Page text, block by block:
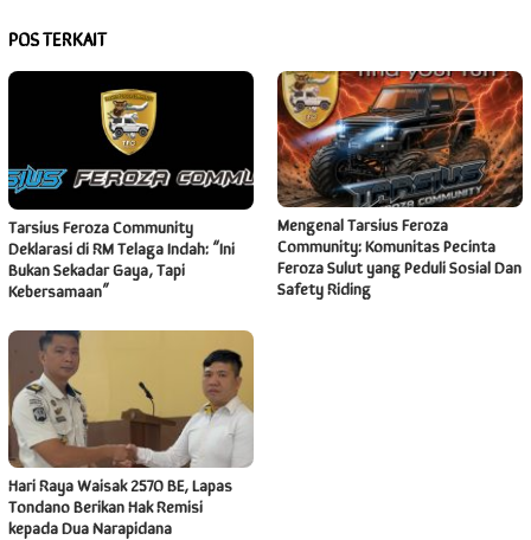
POS TERKAIT
Tarsius Feroza Community
Deklarasi di RM Telaga Indah: “Ini
Bukan Sekadar Gaya, Tapi
Kebersamaan”
Mengenal Tarsius Feroza
Community: Komunitas Pecinta
Feroza Sulut yang Peduli Sosial Dan
Safety Riding
Hari Raya Waisak 2570 BE, Lapas
Tondano Berikan Hak Remisi
kepada Dua Narapidana